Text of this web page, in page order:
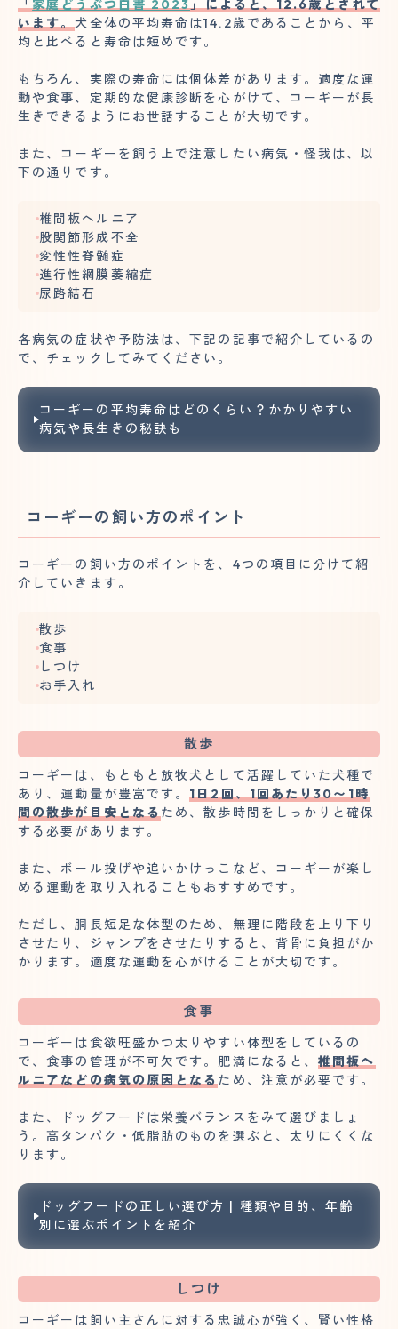
「 家庭どうぶつ白書 2023 」によると、12.6歳とされて
います。犬全体の平均寿命は14.2歳であることから、平
均と比べると寿命は短めです。
もちろん、実際の寿命には個体差があります。適度な運
動や食事、定期的な健康診断を心がけて、コーギーが長
生きできるようにお世話することが大切です。
また、コーギーを飼う上で注意したい病気・怪我は、以
下の通りです。
椎間板ヘルニア
股関節形成不全
変性性脊髄症
進行性網膜萎縮症
尿路結石
各病気の症状や予防法は、下記の記事で紹介しているの
で、チェックしてみてください。
コーギーの平均寿命はどのくらい？かかりやすい
病気や長生きの秘訣も
コーギーの飼い方のポイント
コーギーの飼い方のポイントを、4つの項目に分けて紹
介していきます。
散歩
食事
しつけ
お手入れ
散歩
コーギーは、もともと放牧犬として活躍していた犬種で
あり、運動量が豊富です。 1日2回、1回あたり30〜1時
間の散歩が目安となる ため、散歩時間をしっかりと確保
する必要があります。
また、ボール投げや追いかけっこなど、コーギーが楽し
める運動を取り入れることもおすすめです。
ただし、胴長短足な体型のため、無理に階段を上り下り
させたり、ジャンプをさせたりすると、背骨に負担がか
かります。適度な運動を心がけることが大切です。
食事
コーギーは食欲旺盛かつ太りやすい体型をしているの
で、食事の管理が不可欠です。肥満になると、椎間板ヘ
ルニアなどの病気の原因となる ため、注意が必要です。
また、ドッグフードは栄養バランスをみて選びましょ
う。高タンパク・低脂肪のものを選ぶと、太りにくくな
ります。
ドッグフードの正しい選び方 | 種類や目的、年齢
別に選ぶポイントを紹介
しつけ
コーギーは飼い主さんに対する忠誠心が強く、賢い性格